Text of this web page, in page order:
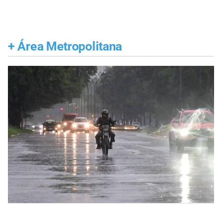
+ Área Metropolitana